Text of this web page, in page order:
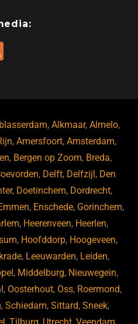
,Alkmaar,Almelo,
,Amersfoort,Amsterdam,
, Bergen op Zoom, Breda,
, Delft, Delfzijl, Den
, Doetinchem, Dordrecht,
, Enschede, Gorinchem,
, Heerenveen, Heerlen,
, Hoofddorp, Hoogeveen,
, Leeuwarden, Leiden,
, Middelburg, Nieuwegein,
, Oosterhout, Oss, Roermond,
, Schiedam, Sittard, Sneek,